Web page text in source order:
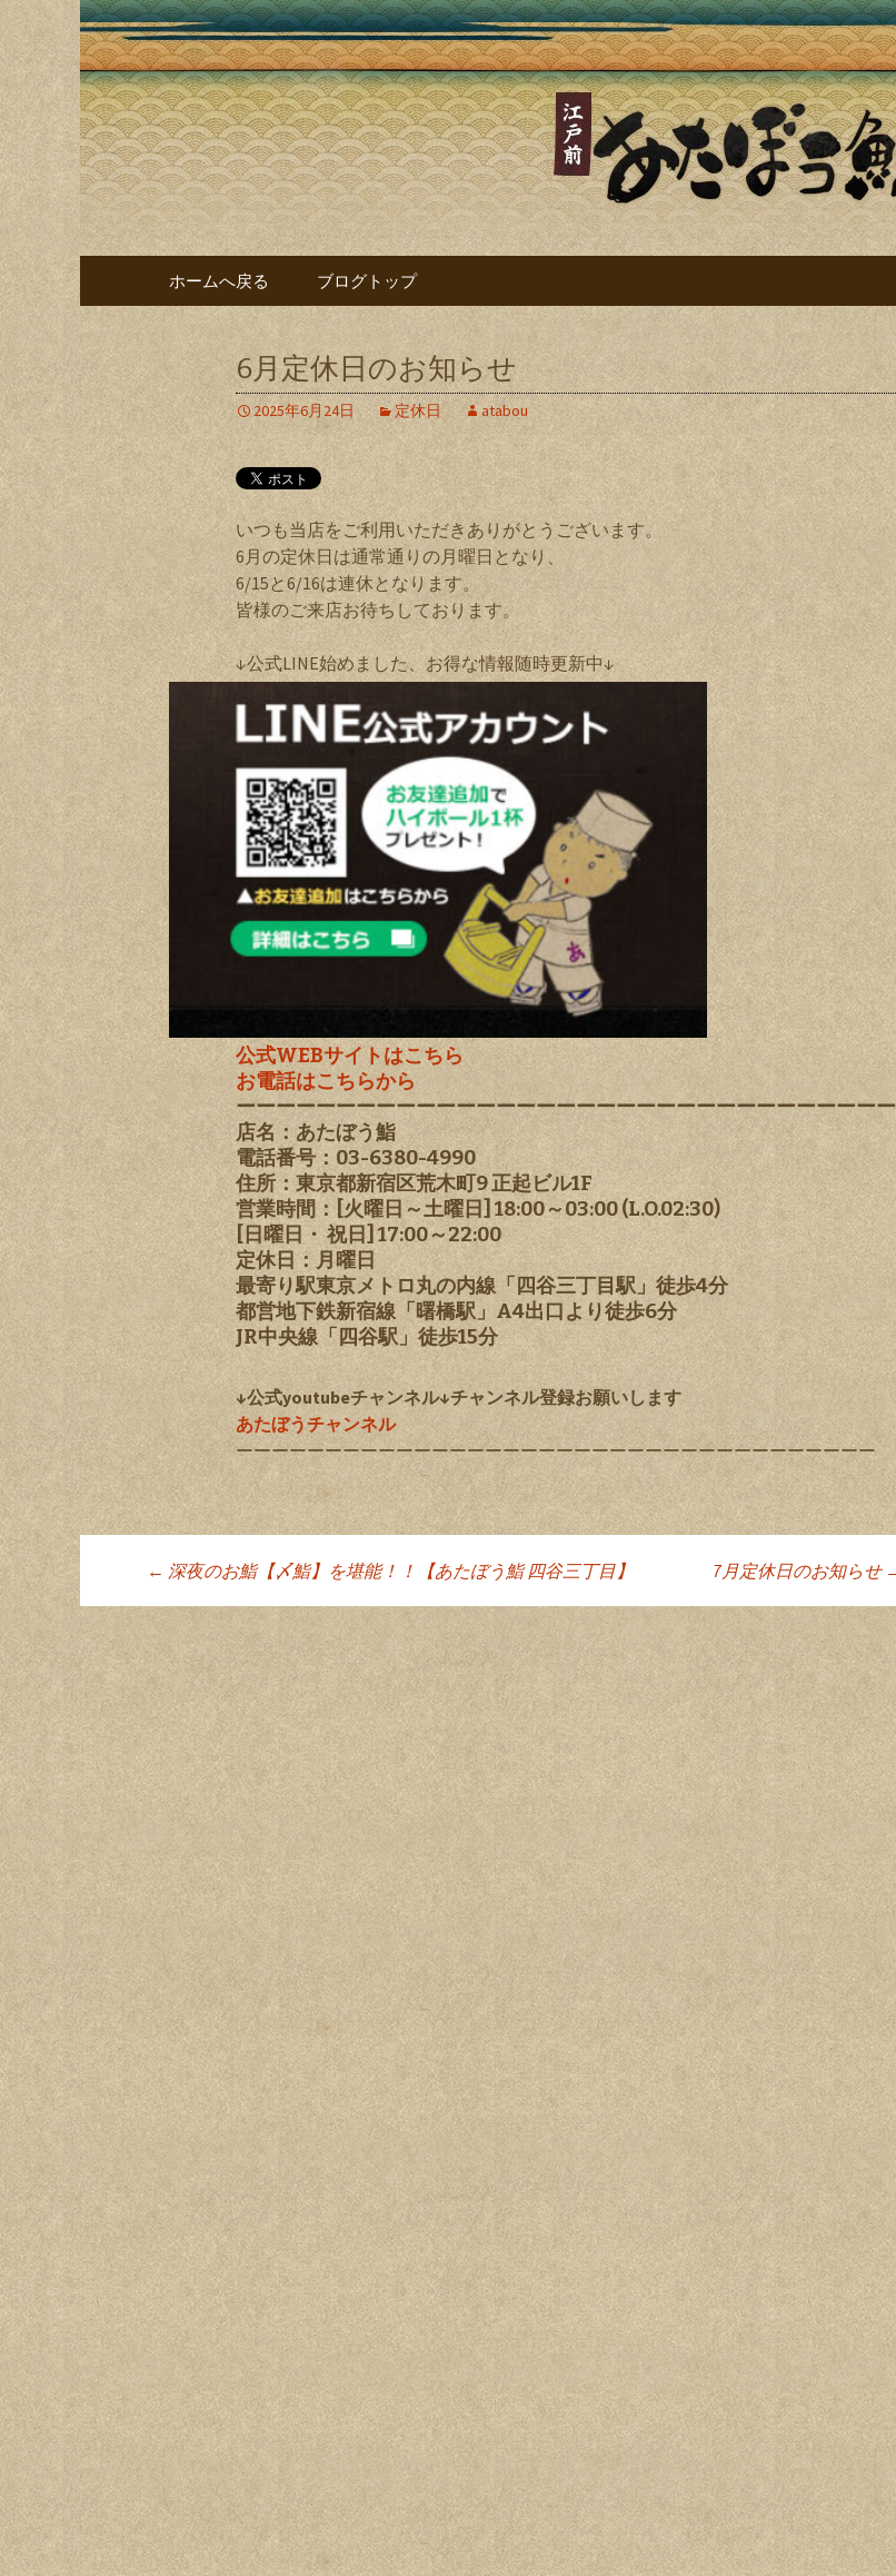
あたぼう鮨ブログ～四
る本格江戸前寿司～
あたぼう鮨ブログ
コンテンツへ移動
ホームへ戻る ブログトップ
6月定休日のお知らせ
2025年6月24日 定休日 atabou
いつも当店をご利用いただきありがとうございます。
6月の定休日は通常通りの月曜日となり、
6/15と6/16は連休となります。
皆様のご来店お待ちしております。
↓公式LINE始めました、お得な情報随時更新中↓
公式WEBサイトはこちら
お電話はこちらから
ーーーーーーーーーーーーーーーーーーーーーーーーーーーーーーーーー
店名：あたぼう鮨
電話番号：03-6380-4990
住所：東京都新宿区荒木町9 正起ビル1F
営業時間：[火曜日～土曜日] 18:00～03:00 (L.O.02:30)
[日曜日・ 祝日] 17:00～22:00
定休日：月曜日
最寄り駅東京メトロ丸の内線「四谷三丁目駅」徒歩4分
都営地下鉄新宿線「曙橋駅」A4出口より徒歩6分
JR中央線「四谷駅」徒歩15分
↓公式youtubeチャンネル↓チャンネル登録お願いします
あたぼうチャンネル
ーーーーーーーーーーーーーーーーーーーーーーーーーーーーーーーーーーーー
投稿ナビゲーション
← 深夜のお鮨【〆鮨】を堪能！！【あたぼう鮨 四谷三丁目】 7月定休日のお知らせ